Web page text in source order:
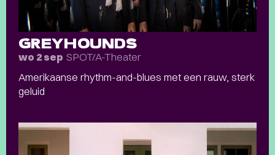
GREYHOUNDS
wo 2 sep SPOT/A-Theater
Amerikaanse rhythm-and-blues met een rauw, sterk
geluid